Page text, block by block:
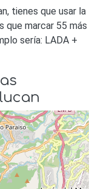
tienes que usar la
que marcar 55 más
sería: LADA +